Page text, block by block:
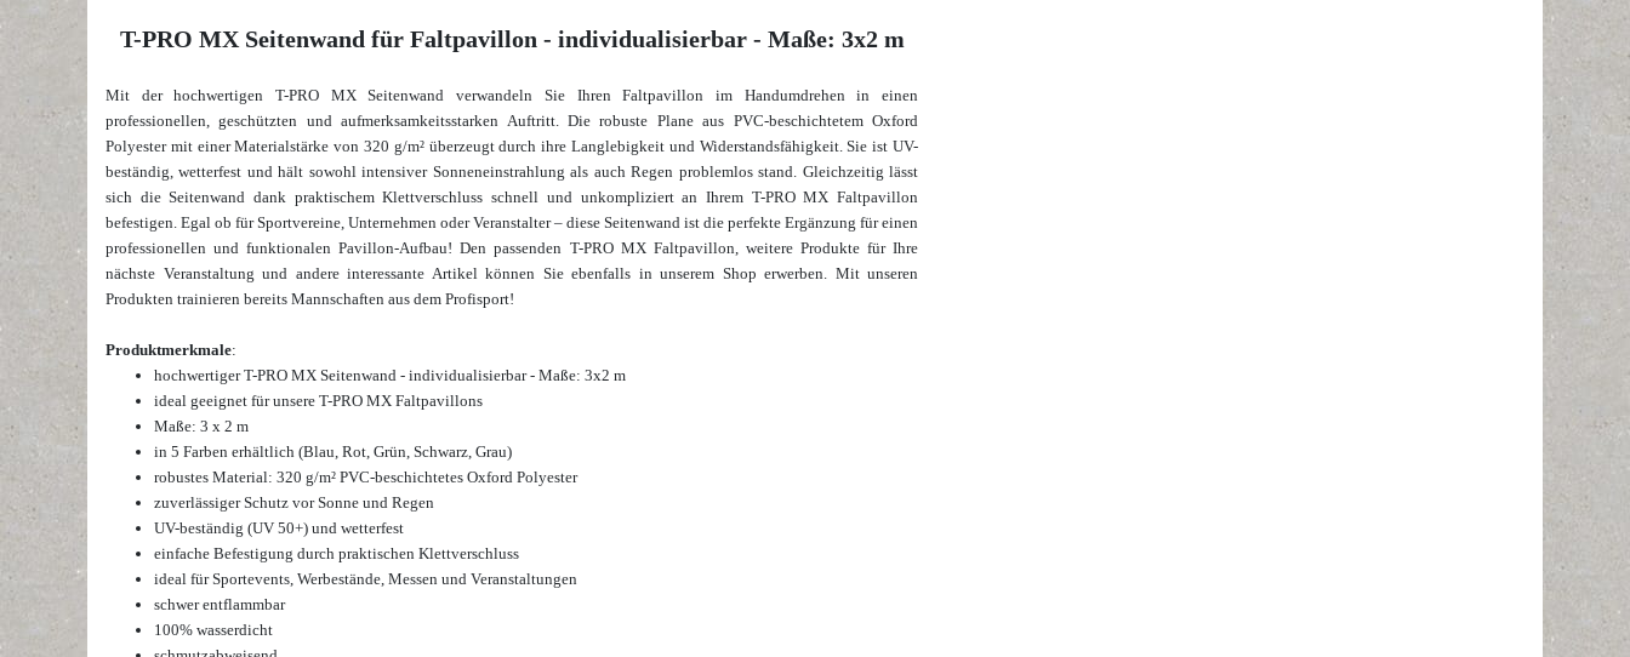
T-PRO MX Seitenwand für Faltpavillon - individualisierbar - Maße: 3x2 m
Mit der hochwertigen T-PRO MX Seitenwand verwandeln Sie Ihren Faltpavillon im Handumdrehen in einen
professionellen, geschützten und aufmerksamkeitsstarken Auftritt. Die robuste Plane aus PVC-beschichtetem Oxford
Polyester mit einer Materialstärke von 320 g/m² überzeugt durch ihre Langlebigkeit und Widerstandsfähigkeit. Sie ist UV-
beständig, wetterfest und hält sowohl intensiver Sonneneinstrahlung als auch Regen problemlos stand. Gleichzeitig lässt
sich die Seitenwand dank praktischem Klettverschluss schnell und unkompliziert an Ihrem T-PRO MX Faltpavillon
befestigen. Egal ob für Sportvereine, Unternehmen oder Veranstalter – diese Seitenwand ist die perfekte Ergänzung für einen
professionellen und funktionalen Pavillon-Aufbau! Den passenden T-PRO MX Faltpavillon, weitere Produkte für Ihre
nächste Veranstaltung und andere interessante Artikel können Sie ebenfalls in unserem Shop erwerben. Mit unseren
Produkten trainieren bereits Mannschaften aus dem Profisport!
Produktmerkmale:
hochwertiger T-PRO MX Seitenwand - individualisierbar - Maße: 3x2 m
ideal geeignet für unsere T-PRO MX Faltpavillons
Maße: 3 x 2 m
in 5 Farben erhältlich (Blau, Rot, Grün, Schwarz, Grau)
robustes Material: 320 g/m² PVC-beschichtetes Oxford Polyester
zuverlässiger Schutz vor Sonne und Regen
UV-beständig (UV 50+) und wetterfest
einfache Befestigung durch praktischen Klettverschluss
ideal für Sportevents, Werbestände, Messen und Veranstaltungen
schwer entflammbar
100% wasserdicht